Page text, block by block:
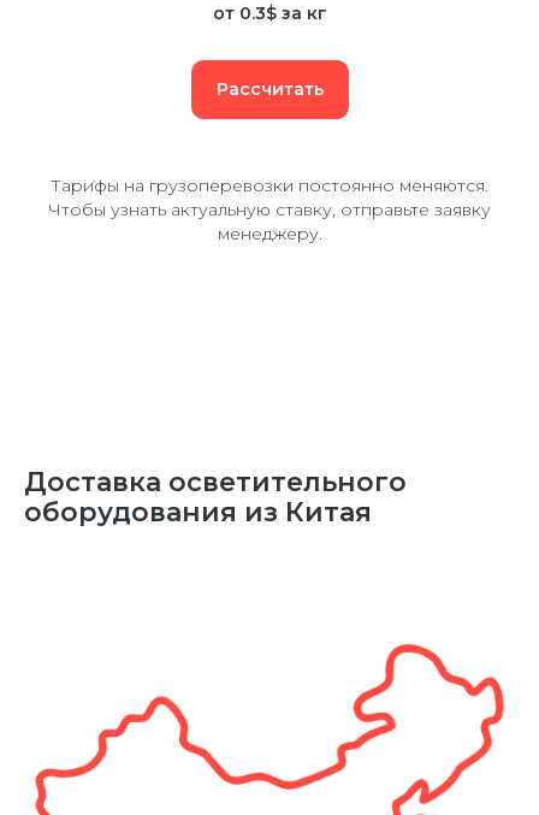
от 0.3$ за кг
Рассчитать
Тарифы на грузоперевозки постоянно меняются.
Чтобы узнать актуальную ставку, отправьте заявку
менеджеру.
Доставка осветительного
оборудования из Китая